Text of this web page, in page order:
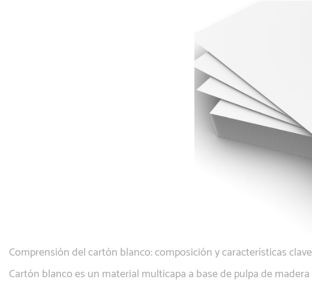
Comprensión del cartón blanco: composición y características clave
Cartón blancoes un material multicapa a base de pulpa de